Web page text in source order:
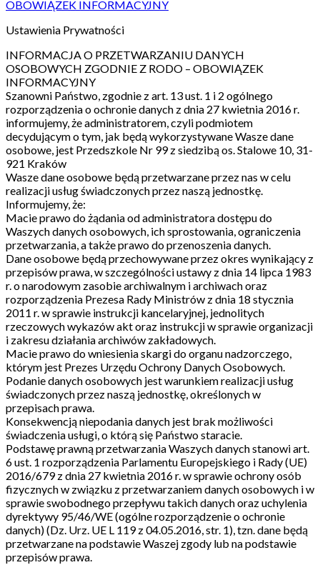
OBOWIĄZEK INFORMACYJNY
Ustawienia Prywatności
INFORMACJA O PRZETWARZANIU DANYCH
OSOBOWYCH ZGODNIE Z RODO – OBOWIĄZEK
INFORMACYJNY
Szanowni Państwo, zgodnie z art. 13 ust. 1 i 2 ogólnego
rozporządzenia o ochronie danych z dnia 27 kwietnia 2016 r.
informujemy, że administratorem, czyli podmiotem
decydującym o tym, jak będą wykorzystywane Wasze dane
osobowe, jest Przedszkole Nr 99 z siedzibą os. Stalowe 10, 31-
921 Kraków
Wasze dane osobowe będą przetwarzane przez nas w celu
realizacji usług świadczonych przez naszą jednostkę.
Informujemy, że:
Macie prawo do żądania od administratora dostępu do
Waszych danych osobowych, ich sprostowania, ograniczenia
przetwarzania, a także prawo do przenoszenia danych.
Dane osobowe będą przechowywane przez okres wynikający z
przepisów prawa, w szczególności ustawy z dnia 14 lipca 1983
r. o narodowym zasobie archiwalnym i archiwach oraz
rozporządzenia Prezesa Rady Ministrów z dnia 18 stycznia
2011 r. w sprawie instrukcji kancelaryjnej, jednolitych
rzeczowych wykazów akt oraz instrukcji w sprawie organizacji
i zakresu działania archiwów zakładowych.
Macie prawo do wniesienia skargi do organu nadzorczego,
którym jest Prezes Urzędu Ochrony Danych Osobowych.
Podanie danych osobowych jest warunkiem realizacji usług
świadczonych przez naszą jednostkę, określonych w
przepisach prawa.
Konsekwencją niepodania danych jest brak możliwości
świadczenia usługi, o którą się Państwo staracie.
Podstawę prawną przetwarzania Waszych danych stanowi art.
6 ust. 1 rozporządzenia Parlamentu Europejskiego i Rady (UE)
2016/679 z dnia 27 kwietnia 2016 r. w sprawie ochrony osób
fizycznych w związku z przetwarzaniem danych osobowych i w
sprawie swobodnego przepływu takich danych oraz uchylenia
dyrektywy 95/46/WE (ogólne rozporządzenie o ochronie
danych) (Dz. Urz. UE L 119 z 04.05.2016, str. 1), tzn. dane będą
przetwarzane na podstawie Waszej zgody lub na podstawie
przepisów prawa.